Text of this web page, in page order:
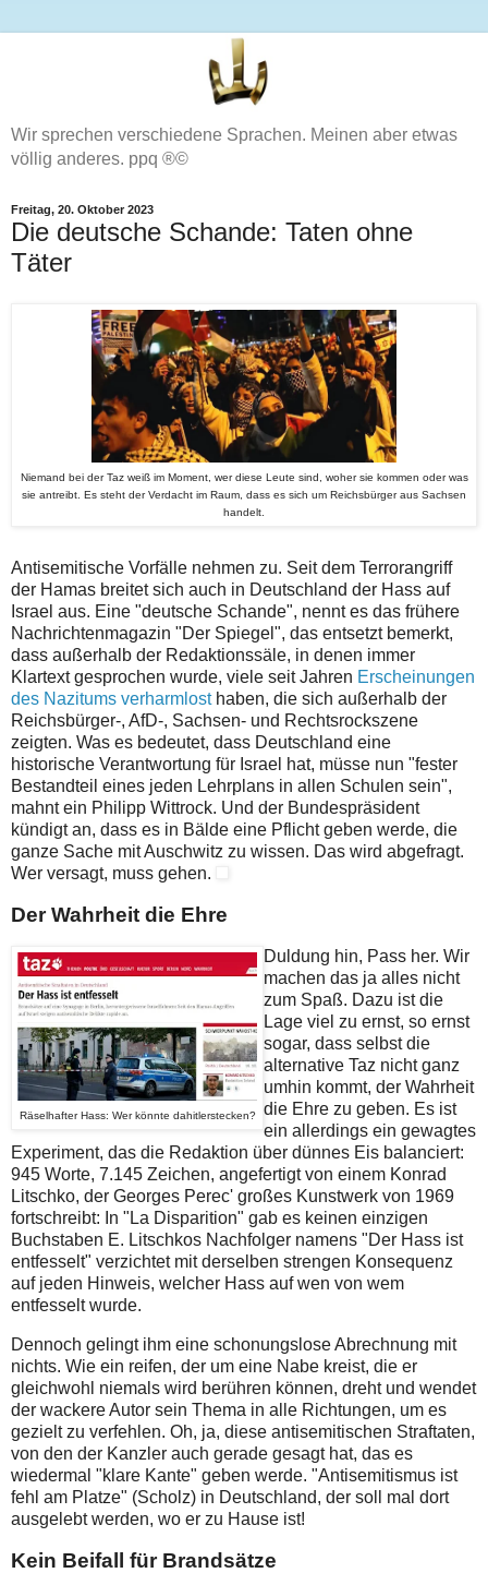
Wir sprechen verschiedene Sprachen. Meinen aber etwas
völlig anderes. ppq ®©
Freitag, 20. Oktober 2023
Die deutsche Schande: Taten ohne
Täter
Niemand bei der Taz weiß im Moment, wer diese Leute sind, woher sie kommen oder was
sie antreibt. Es steht der Verdacht im Raum, dass es sich um Reichsbürger aus Sachsen
handelt.
Antisemitische Vorfälle nehmen zu. Seit dem Terrorangriff
der Hamas breitet sich auch in Deutschland der Hass auf
Israel aus. Eine "deutsche Schande", nennt es das frühere
Nachrichtenmagazin "Der Spiegel", das entsetzt bemerkt,
dass außerhalb der Redaktionssäle, in denen immer
Klartext gesprochen wurde, viele seit Jahren Erscheinungen
des Nazitums verharmlosthaben, die sich außerhalb der
Reichsbürger-, AfD-, Sachsen- und Rechtsrockszene
zeigten. Was es bedeutet, dass Deutschland eine
historische Verantwortung für Israel hat, müsse nun "fester
Bestandteil eines jeden Lehrplans in allen Schulen sein",
mahnt ein Philipp Wittrock. Und der Bundespräsident
kündigt an, dass es in Bälde eine Pflicht geben werde, die
ganze Sache mit Auschwitz zu wissen. Das wird abgefragt.
Wer versagt, muss gehen.
Der Wahrheit die Ehre
Räselhafter Hass: Wer könnte dahitlerstecken?
Duldung hin, Pass her. Wir
machen das ja alles nicht
zum Spaß. Dazu ist die
Lage viel zu ernst, so ernst
sogar, dass selbst die
alternative Taz nicht ganz
umhin kommt, der Wahrheit
die Ehre zu geben. Es ist
ein allerdings ein gewagtes
Experiment, das die Redaktion über dünnes Eis balanciert:
945 Worte, 7.145 Zeichen, angefertigt von einem Konrad
Litschko, der Georges Perec' großes Kunstwerk von 1969
fortschreibt: In "La Disparition" gab es keinen einzigen
Buchstaben E. Litschkos Nachfolger namens "Der Hass ist
entfesselt" verzichtet mit derselben strengen Konsequenz
auf jeden Hinweis, welcher Hass auf wen von wem
entfesselt wurde.
Dennoch gelingt ihm eine schonungslose Abrechnung mit
nichts. Wie ein reifen, der um eine Nabe kreist, die er
gleichwohl niemals wird berühren können, dreht und wendet
der wackere Autor sein Thema in alle Richtungen, um es
gezielt zu verfehlen. Oh, ja, diese antisemitischen Straftaten,
von den der Kanzler auch gerade gesagt hat, das es
wiedermal "klare Kante" geben werde. "Antisemitismus ist
fehl am Platze" (Scholz) in Deutschland, der soll mal dort
ausgelebt werden, wo er zu Hause ist!
Kein Beifall für Brandsätze